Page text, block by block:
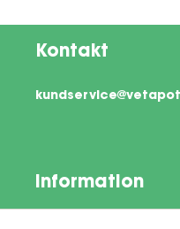
Kontakt
Information